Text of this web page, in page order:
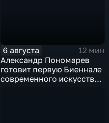
6 августа
12 мин
Александр Пономарев
готовит первую Биеннале
современного искусства